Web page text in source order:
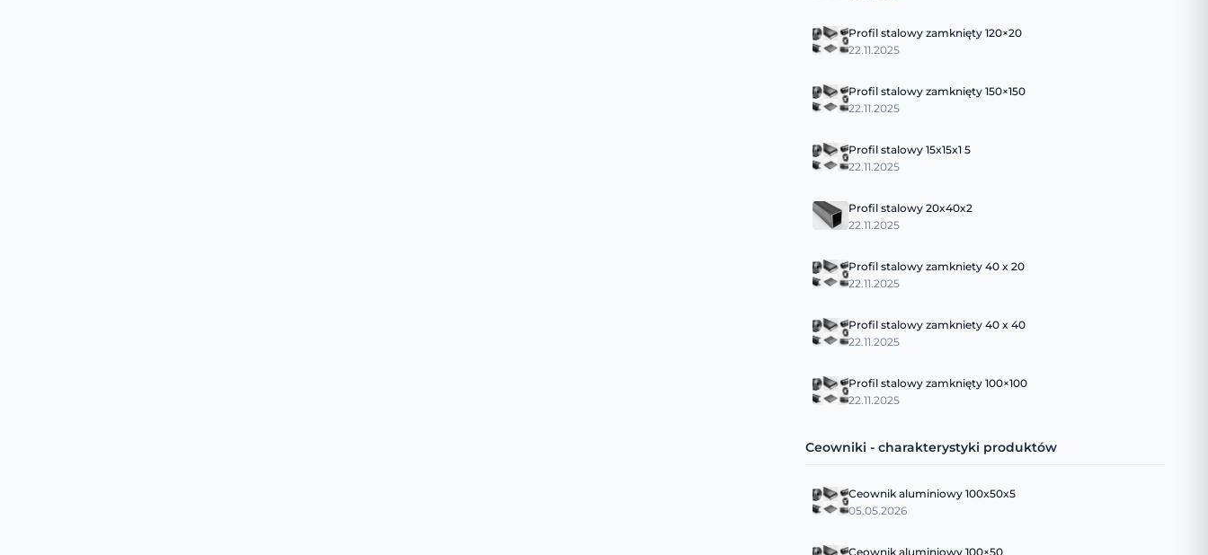
Profil stalowy zamknięty 120×20
22.11.2025
Profil stalowy zamknięty 150×150
22.11.2025
Profil stalowy 15x15x1 5
22.11.2025
Profil stalowy 20x40x2
22.11.2025
Profil stalowy zamkniety 40 x 20
22.11.2025
Profil stalowy zamkniety 40 x 40
22.11.2025
Profil stalowy zamknięty 100×100
22.11.2025
Ceowniki - charakterystyki produktów
Ceownik aluminiowy 100x50x5
05.05.2026
Ceownik aluminiowy 100×50